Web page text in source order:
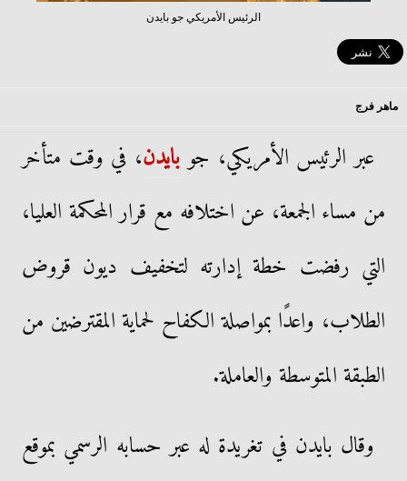
الرئيس الأمريكي جو بايدن
ماهر فرج
عبر الرئيس الأمريكي، جوبايدن، في وقت متأخر
من مساء الجمعة، عن اختلافه مع قرار المحكمة العليا،
التي رفضت خطة إدارته لتخفيف ديون قروض
الطلاب، واعدًا بمواصلة الكفاح لحماية المقترضين من
الطبقة المتوسطة والعاملة.
وقال بايدن في تغريدة له عبر حسابه الرسمي بموقع